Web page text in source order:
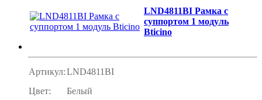
LND4811BI Рамка с
суппортом 1 модуль
Bticino
Артикул:LND4811BI
Цвет:
Белый